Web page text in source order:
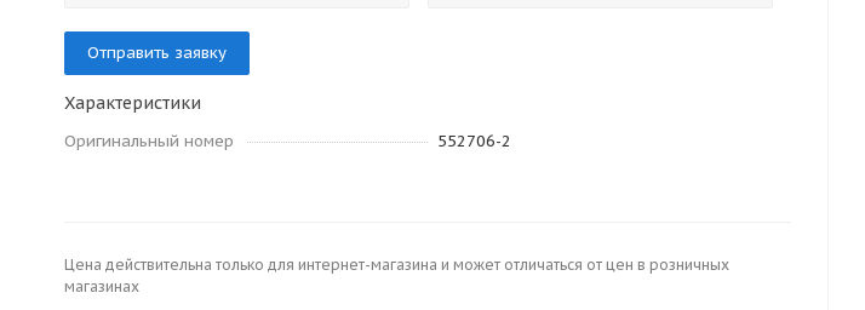
Отправить заявку
Характеристики
Оригинальный номер 552706-2
Цена действительна только для интернет-магазина и может отличаться от цен в розничных
магазинах